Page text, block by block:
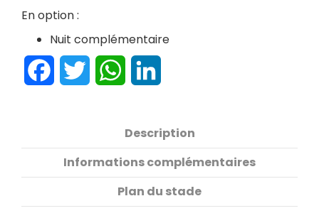
En option :
Nuit complémentaire
FacebookTwitter WhatsApp
Description
Informations complémentaires
Plan du stade